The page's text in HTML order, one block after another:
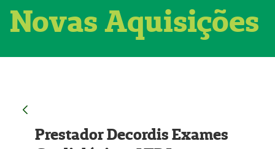
Novas Aquisições
Prestador Decordis Exames